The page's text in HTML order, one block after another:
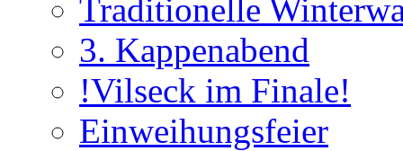
Traditionelle
3. Kappenabend
!Vilseck im Finale!
Einweihungsfeier